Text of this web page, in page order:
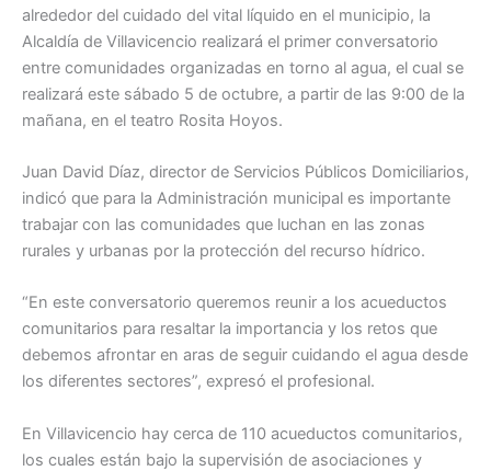
alrededor del cuidado del vital líquido en el municipio, la
Alcaldía de Villavicencio realizará el primer conversatorio
entre comunidades organizadas en torno al agua, el cual se
realizará este sábado 5 de octubre, a partir de las 9:00 de la
mañana, en el teatro Rosita Hoyos.
Juan David Díaz, director de Servicios Públicos Domiciliarios,
indicó que para la Administración municipal es importante
trabajar con las comunidades que luchan en las zonas
rurales y urbanas por la protección del recurso hídrico.
“En este conversatorio queremos reunir a los acueductos
comunitarios para resaltar la importancia y los retos que
debemos afrontar en aras de seguir cuidando el agua desde
los diferentes sectores”, expresó el profesional.
En Villavicencio hay cerca de 110 acueductos comunitarios,
los cuales están bajo la supervisión de asociaciones y